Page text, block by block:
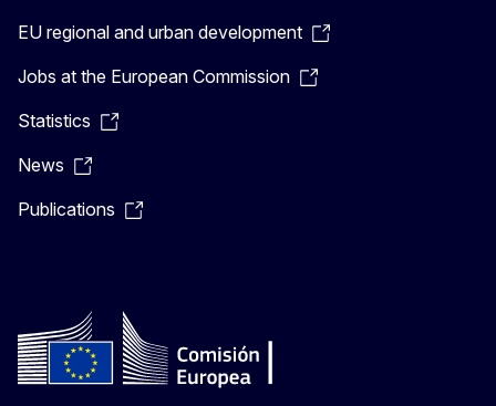
EU regional and urban development
Jobs at the European Commission
Statistics
News
Publications